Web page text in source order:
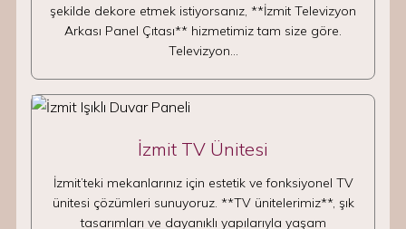
şekilde dekore etmek istiyorsanız, **İzmit Televizyon
Arkası Panel Çıtası** hizmetimiz tam size göre.
Televizyon…
İzmit TV Ünitesi
İzmit’teki mekanlarınız için estetik ve fonksiyonel TV
ünitesi çözümleri sunuyoruz. **TV ünitelerimiz**, şık
tasarımları ve dayanıklı yapılarıyla yaşam